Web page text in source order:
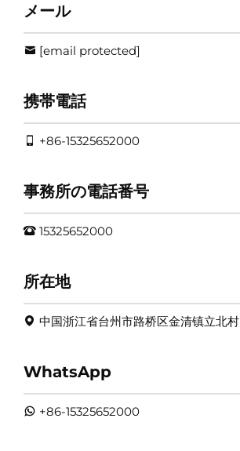
メール
[email protected]
携帯電話
+86-15325652000
事務所の電話番号
15325652000
所在地
中国浙江省台州市路桥区金清镇立北村
WhatsApp
+86-15325652000